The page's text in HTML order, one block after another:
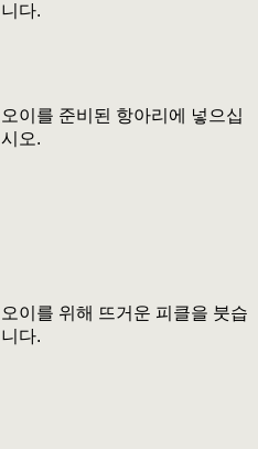
니다.
오이를 준비된 항아리에 넣으십
시오.
오이를 위해 뜨거운 피클을 붓습
니다.